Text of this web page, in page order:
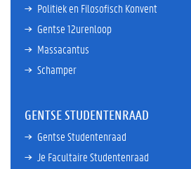
Politiek en Filosofisch Konvent
Gentse 12urenloop
Massacantus
Schamper
GENTSE STUDENTENRAAD
Gentse Studentenraad
Je Facultaire Studentenraad